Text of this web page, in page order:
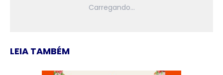
LEIA TAMBÉM